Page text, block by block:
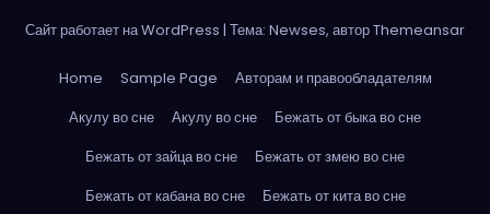
Сайт работает на WordPress | Тема: Newses, авторThemeansar
Home Sample Page
Авторам и правообладателям
Акулу во сне
Акулу во сне
Бежать от быка во сне
Бежать от зайца во сне
Бежать от змею во сне
Бежать от кабана во сне
Бежать от кита во сне